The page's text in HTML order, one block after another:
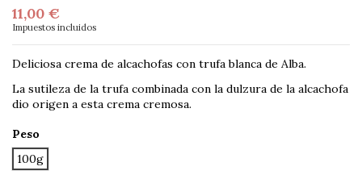
11,00 €
Impuestos incluidos
Deliciosa crema de alcachofas con trufa blanca de Alba.
La sutileza de la trufa combinada con la dulzura de la alcachofa
dio origen a esta crema cremosa.
Peso
100g